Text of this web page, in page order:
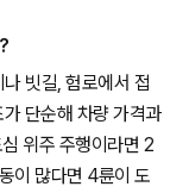
빗길, 험로에서 접
단순해 차량 가격과
위주 주행이라면 2
이 많다면 4륜이 도